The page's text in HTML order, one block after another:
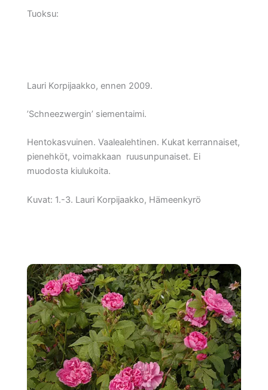
Tuoksu:
Lauri Korpijaakko, ennen 2009.
’Schneezwergin’ siementaimi.
Hentokasvuinen. Vaalealehtinen. Kukat kerrannaiset,
pienehköt, voimakkaan ruusunpunaiset. Ei
muodosta kiulukoita.
Kuvat: 1.-3. Lauri Korpijaakko, Hämeenkyrö